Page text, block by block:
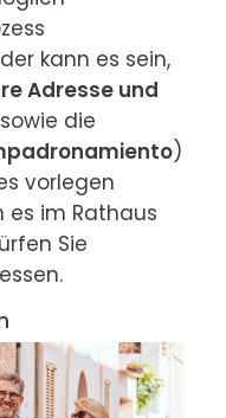
kann es sein,
Adresse und
die
)
vorlegen
im Rathaus
Sie